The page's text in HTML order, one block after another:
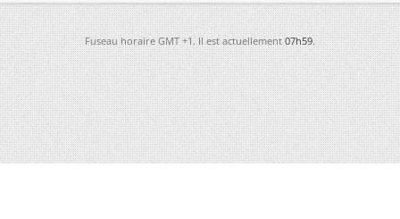
Fuseau horaire GMT +1. Il est actuellement07h59.